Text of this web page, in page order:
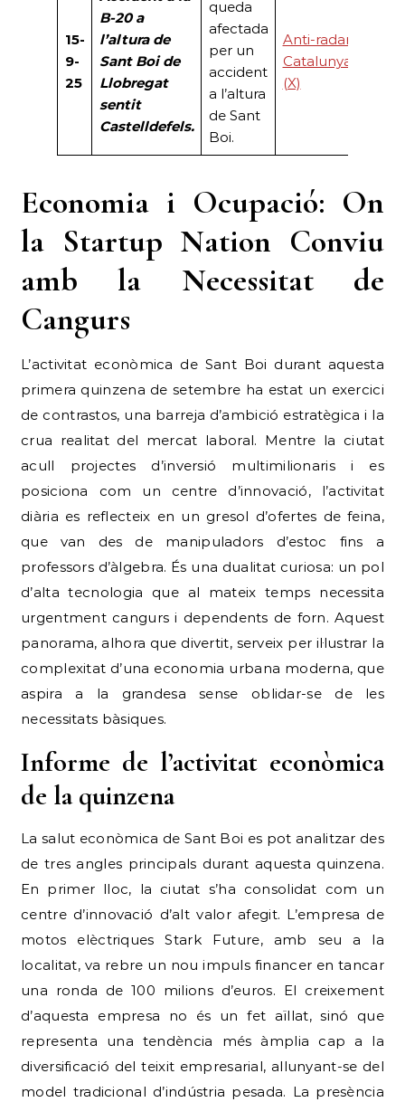
15-
9-
25
B-20 a
l’altura de
Sant Boi de
Llobregat
sentit
Castelldefels.
queda
afectada
per un
accident
a l’altura
de Sant
Boi.
Anti-radar
Catalunya
(X)
Economia i Ocupació: On
la Startup Nation Conviu
amb la Necessitat de
Cangurs
L’activitat econòmica de Sant Boi durant aquesta
primera quinzena de setembre ha estat un exercici
de contrastos, una barreja d’ambició estratègica i la
crua realitat del mercat laboral. Mentre la ciutat
acull projectes d’inversió multimilionaris i es
posiciona com un centre d’innovació, l’activitat
diària es reflecteix en un gresol d’ofertes de feina,
que van des de manipuladors d’estoc fins a
professors d’àlgebra. És una dualitat curiosa: un pol
d’alta tecnologia que al mateix temps necessita
urgentment cangurs i dependents de forn. Aquest
panorama, alhora que divertit, serveix per il·lustrar la
complexitat d’una economia urbana moderna, que
aspira a la grandesa sense oblidar-se de les
necessitats bàsiques.
Informe de l’activitat econòmica
de la quinzena
La salut econòmica de Sant Boi es pot analitzar des
de tres angles principals durant aquesta quinzena.
En primer lloc, la ciutat s’ha consolidat com un
centre d’innovació d’alt valor afegit. L’empresa de
motos elèctriques Stark Future, amb seu a la
localitat, va rebre un nou impuls financer en tancar
una ronda de 100 milions d’euros. El creixement
d’aquesta empresa no és un fet aïllat, sinó que
representa una tendència més àmplia cap a la
diversificació del teixit empresarial, allunyant-se del
model tradicional d’indústria pesada. La presència